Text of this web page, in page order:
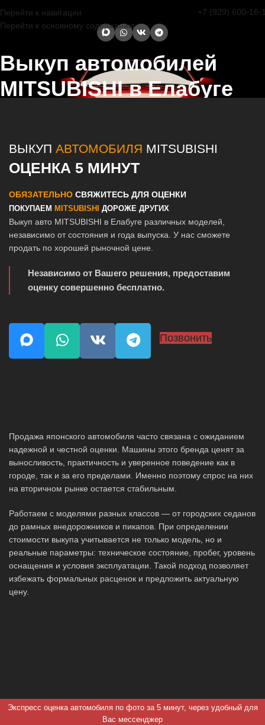
Перейти к навигации
Перейти к основному содержанию
+7 (929) 600-16-
Выкуп автомобилей
MITSUBISHI в Елабуге
ВЫКУП АВТОМОБИЛЯ MITSUBISHI
ОЦЕНКА 5 МИНУТ
ОБЯЗАТЕЛЬНО СВЯЖИТЕСЬ ДЛЯ ОЦЕНКИ
ПОКУПАЕМ MITSUBISHI ДОРОЖЕ ДРУГИХ
Выкуп авто MITSUBISHI в Елабуге различных моделей,
независимо от состояния и года выпуска. У нас сможете
продать по хорошей рыночной цене.
Независимо от Вашего решения, предоставим
оценку совершенно бесплатно.
Позвонить
Продажа японского автомобиля часто связана с ожиданием
надежной и честной оценки. Машины этого бренда ценят за
выносливость, практичность и уверенное поведение как в
городе, так и за его пределами. Именно поэтому спрос на них
на вторичном рынке остается стабильным.
Работаем с моделями разных классов — от городских седанов
до рамных внедорожников и пикапов. При определении
стоимости выкупа учитывается не только модель, но и
реальные параметры: техническое состояние, пробег, уровень
оснащения и условия эксплуатации. Такой подход позволяет
избежать формальных расценок и предложить актуальную
цену.
Экспресс оценка автомобиля по фото за 5 минут, через удобный для
Вас мессенджер